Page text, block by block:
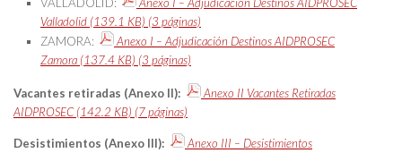
Valladolid (139.1 KB) (3 páginas)
ZAMORA:
Anexo I – Adjudicación Destinos AIDPROSEC
Zamora (137.4 KB) (3 páginas)
Vacantes retiradas (Anexo II):
Anexo II Vacantes Retiradas
AIDPROSEC (142.2 KB) (7 páginas)
Desistimientos (Anexo III):
Anexo III – Desistimientos